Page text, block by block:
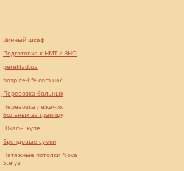
Винный шкаф
Подготовка к НМТ / ВНО
pereklad.ua
hospice-life.com.ua/
Перевозка больных
Перевозка лежачих
больных за границу
Шкафы купе
Брендовые сумки
Натяжные потолки Nova
Stelya